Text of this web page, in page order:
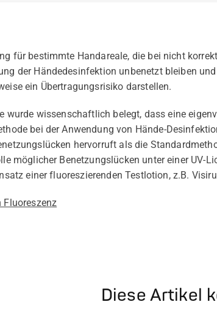
für bestimmte Handareale, die bei nicht
der Händedesinfektion unbenetzt bleiben
ein Übertragungsrisiko darstellen.
wurde wissenschaftlich belegt, dass eine
bei der Anwendung von Hände-
hervorruft als die
möglicher Benetzungslücken unter einer UV-
einer fluoreszierenden Testlotion, z.B.
Fluoreszenz
Diese Artikel